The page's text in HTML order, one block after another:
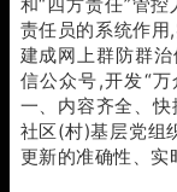
责任员的系统作
建成网上群防群
信公众号,开发“
一、内容齐全、
社区(村)基层党组
更新的准确性、实